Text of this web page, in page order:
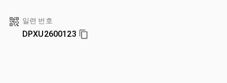
일련 번호
DPXU2600123